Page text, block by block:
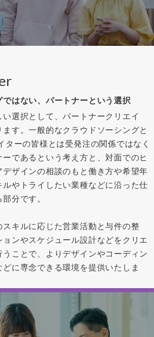
はない、パートナーという選択
選択として、パートナークリエイ
す。一般的なクラウドソーシングと
ターの皆様とは受発注の関係ではなく
であるという考え方と、対面でのヒ
デザインの相談のもと働き方や希望年
ルやトライしたい業種などに沿った仕
分です。
スキルに応じた営業活動と与件の整
ンやスケジュール設計などをクリエ
ことで、よりデザインやコーディン
に専念できる環境を提供いたしま